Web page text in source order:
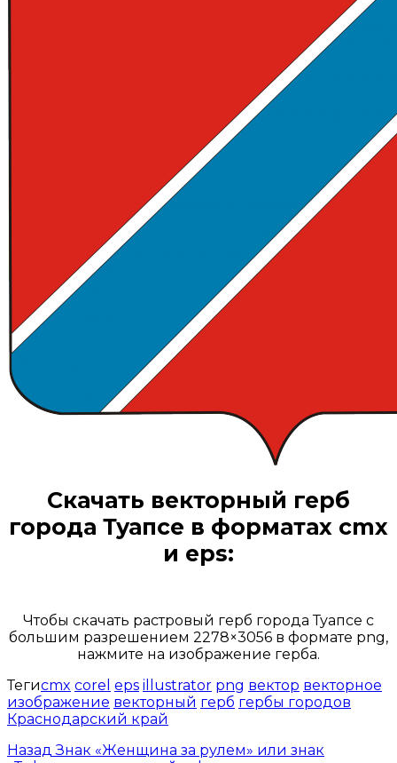
Скачать векторный герб
города Туапсе в форматах cmx
и eps:
Чтобы скачать растровый герб города Туапсе с
большим разрешением 2278×3056 в формате png,
нажмите на изображение герба.
Тегиcmx corel eps illustrator png вектор векторное
изображение векторный герб гербы городов
Краснодарский край
Назад Знак «Женщина за рулем» или знак